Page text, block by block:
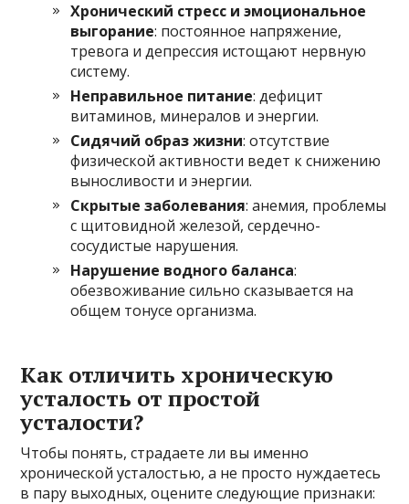
Хронический стресс и эмоциональное
выгорание: постоянное напряжение,
тревога и депрессия истощают нервную
систему.
Неправильное питание: дефицит
витаминов, минералов и энергии.
Сидячий образ жизни: отсутствие
физической активности ведет к снижению
выносливости и энергии.
Скрытые заболевания: анемия, проблемы
с щитовидной железой, сердечно-
сосудистые нарушения.
Нарушение водного баланса:
обезвоживание сильно сказывается на
общем тонусе организма.
Как отличить хроническую
усталость от простой
усталости?
Чтобы понять, страдаете ли вы именно
хронической усталостью, а не просто нуждаетесь
в пару выходных, оцените следующие признаки: